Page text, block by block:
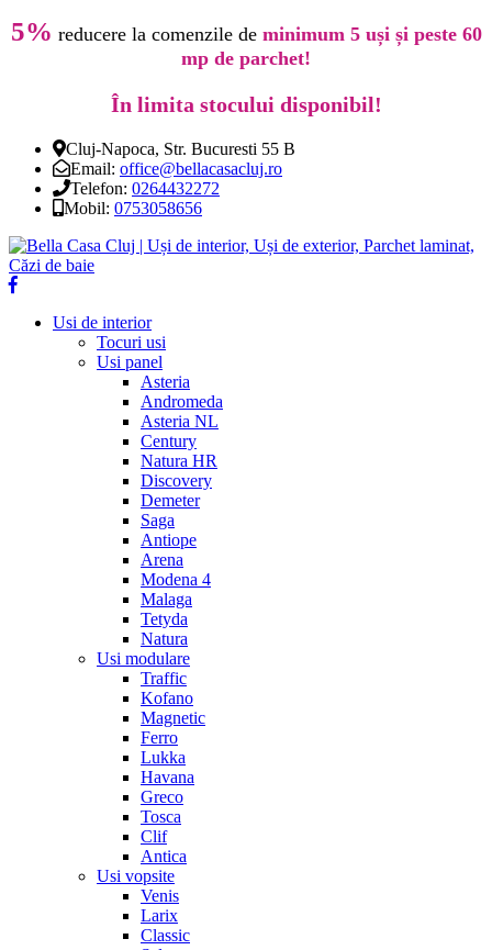
5% reducere la comenzile de minimum 5 uși și peste 60
mp de parchet!
În limita stocului disponibil!
Cluj-Napoca, Str. Bucuresti 55 B
Email: office@bellacasacluj.ro
Telefon: 0264432272
Mobil: 0753058656
Usi de interior
Tocuri usi
Usi panel
Asteria
Andromeda
Asteria NL
Century
Natura HR
Discovery
Demeter
Saga
Antiope
Arena
Modena 4
Malaga
Tetyda
Natura
Usi modulare
Traffic
Kofano
Magnetic
Ferro
Lukka
Havana
Greco
Tosca
Clif
Antica
Usi vopsite
Venis
Larix
Classic